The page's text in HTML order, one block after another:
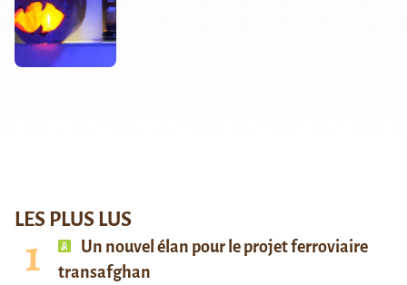
LES PLUS LUS
Un nouvel élan pour le projet ferroviaire
transafghan